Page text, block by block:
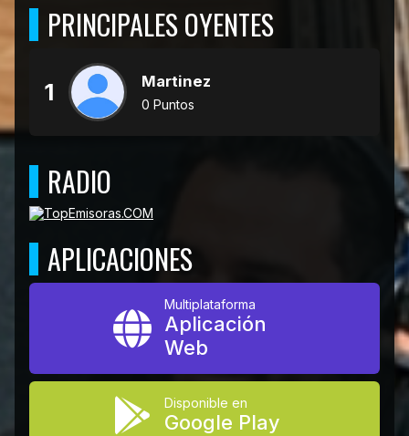
PRINCIPALES OYENTES
1 Martinez
0 Puntos
RADIO
APLICACIONES
Multiplataforma
Aplicación
Web
Disponible en
Google Play